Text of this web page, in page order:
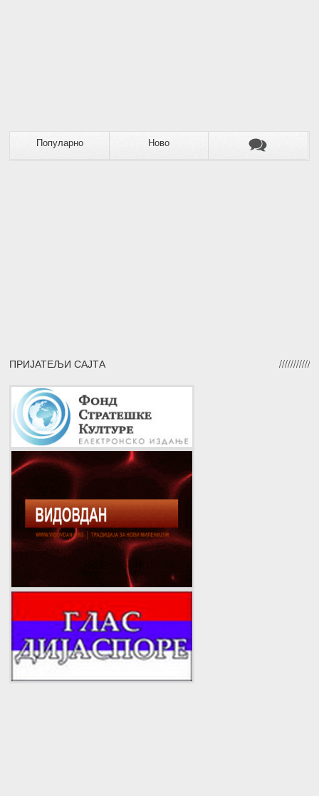
Популарно Ново
ПРИЈАТЕЉИ САЈТА